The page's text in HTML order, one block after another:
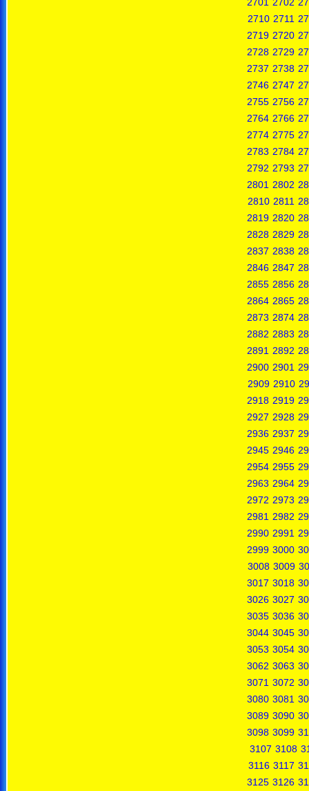
2710 2711
2719 2720
2728 2729
2737 2738
2746 2747
2755 2756
2764 2766
2774 2775
2783 2784
2792 2793
2801 2802
2810 2811
2819 2820
2828 2829
2837 2838
2846 2847
2855 2856
2864 2865
2873 2874
2882 2883
2891 2892
2900 2901
2909 2910
2918 2919
2927 2928
2936 2937
2945 2946
2954 2955
2963 2964
2972 2973
2981 2982
2990 2991
2999 3000
3008 3009
3017 3018
3026 3027
3035 3036
3044 3045
3053 3054
3062 3063
3071 3072
3080 3081
3089 3090
3098 3099
3107 3108
3116 3117
3125 3126